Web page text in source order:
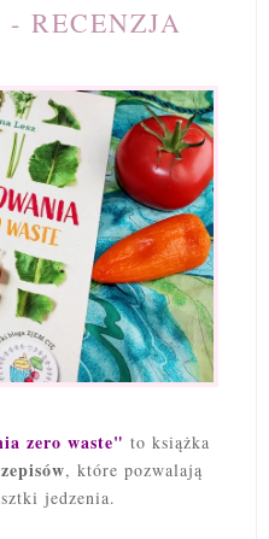
- RECENZJA
zero waste" to książka
, które pozwalają
jedzenia.